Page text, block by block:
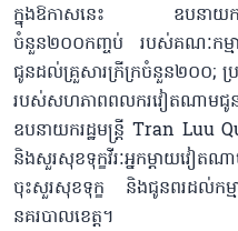
ក្នុងឱកាសនេះ ឧបនាយករ
ចំនួន២០០កញ្ចប់ របស់គណៈកម្ម
ជូនដល់គ្រួសារក្រីក្រចំនួន២០០
របស់សហភាពពលករវៀតណា
ឧបនាយករដ្ឋមន្ត្រី Tran
និងសួរសុខទុក្ខវីរៈអ្នកម្ដាយវៀ
ចុះសួរសុខទុក្ខ និងជូនពរដល់កម្ម
នគរបាលខេត្ត។